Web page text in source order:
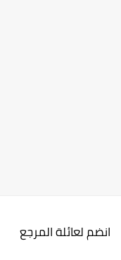
انضم لعائلة المرجع